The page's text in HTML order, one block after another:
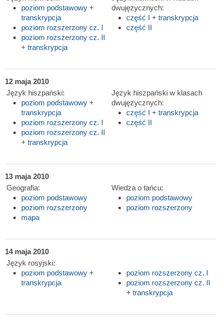
poziom podstawowy +
transkrypcja
poziom rozszerzony cz. I
poziom rozszerzony cz. II
+ transkrypcja
dwujęzycznych:
część I + transkrypcja
część II
12 maja 2010
Język hiszpański:
poziom podstawowy +
transkrypcja
poziom rozszerzony cz. I
poziom rozszerzony cz. II
+ transkrypcja
Język hiszpański w klasach
dwujęzycznych:
część I + transkrypcja
część II
13 maja 2010
Geografia:
poziom podstawowy
poziom rozszerzony
mapa
Wiedza o tańcu:
poziom podstawowy
poziom rozszerzony
14 maja 2010
Język rosyjski:
poziom podstawowy +
transkrypcja
poziom rozszerzony cz. I
poziom rozszerzony cz. II
+ transkrypcja